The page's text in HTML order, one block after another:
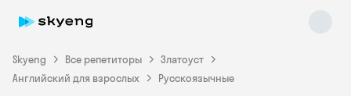
Skyeng Все репетиторы
Златоуст
Английский для взрослых
Русскоязычные